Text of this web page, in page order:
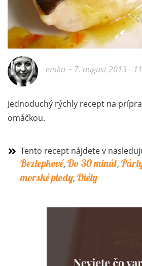
emko ~ 7. august 2013 -
Jednoduchý rýchly recept na
omáčkou.
Tento recept nájdete v
Bezlepkové, Do 30 minút,
morské plody, Diéty